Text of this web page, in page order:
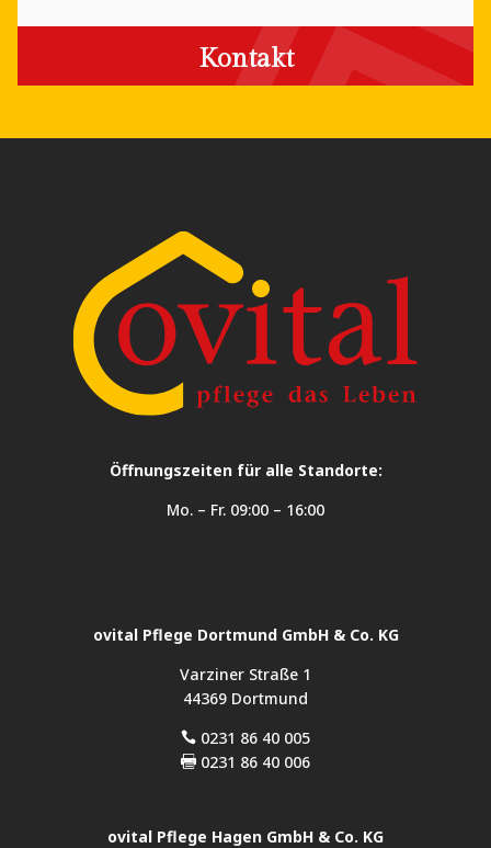
Kontakt
Öffnungszeiten für alle Standorte:
Mo. – Fr. 09:00 – 16:00
ovital Pflege Dortmund GmbH & Co. KG
Varziner Straße 1
44369 Dortmund
 0231 86 40 005
 0231 86 40 006
ovital Pflege Hagen GmbH & Co. KG